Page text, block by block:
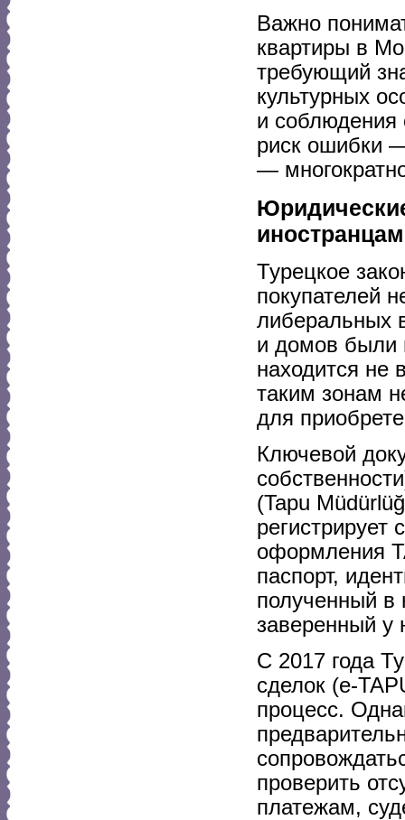
Важно
квартиры в
требующий
культурных
и соблюдения
риск ошибки
—
Турецкое
покупателей
либеральных
и домов были
находится не
таким зонам
для
Ключевой
(Tapu
регистрирует
оформления
паспорт,
полученный в
заверенный у
С 2017 года
сделок (e-
процесс.
проверить
платежам,